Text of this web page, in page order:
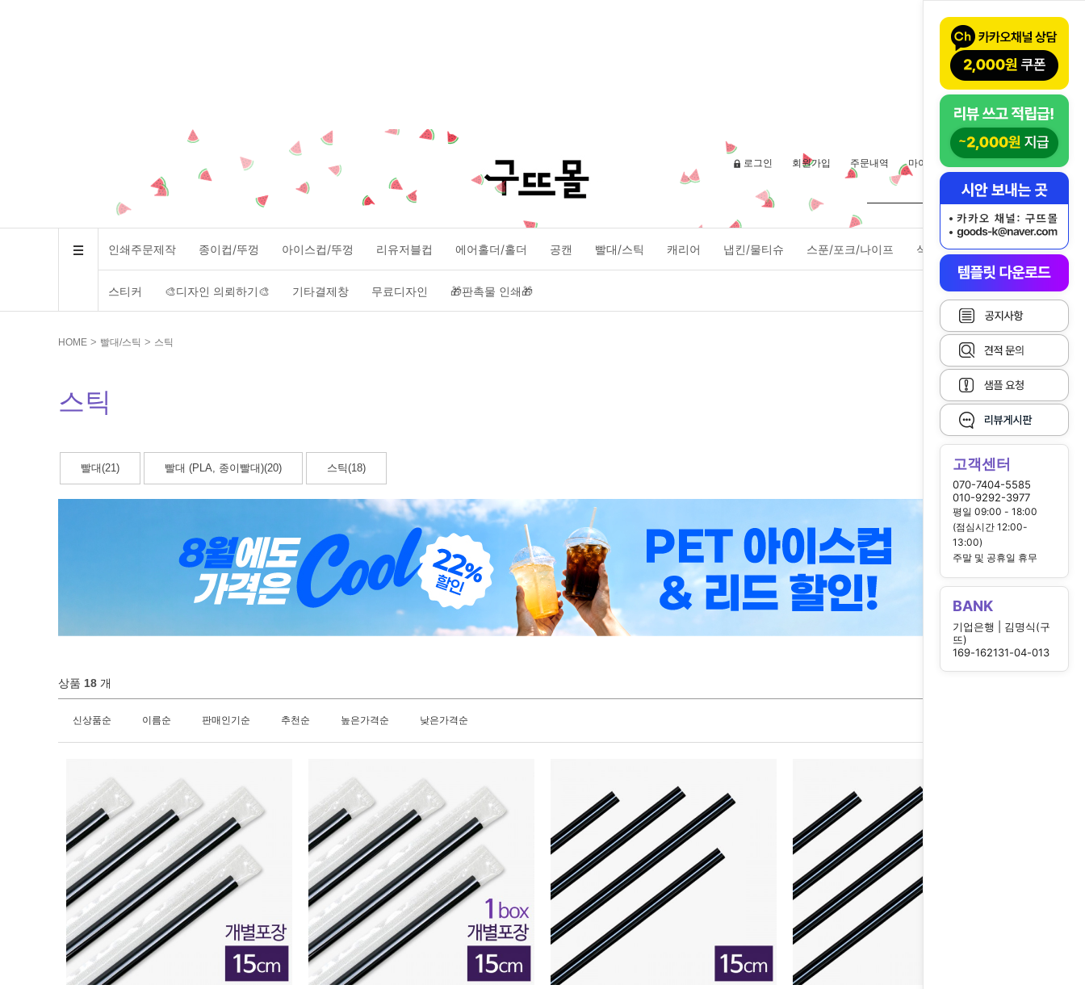
고객센터
070-7404-5585
010-9292-3977
평일 09:00 - 18:00
(점심시간 12:00-
13:00)
주말 및 공휴일 휴무
BANK
기업은행 | 김명식(구
뜨)
169-162131-04-013
로그인 회원가입 주문내역 마이페이지
인쇄주문제작 종이컵/뚜껑 아이스컵/뚜껑 리유저블컵 에어홀더/홀더 공캔 빨대/스틱 캐리어 냅킨/물티슈 스푼/포크/나이프 식품포장용기
스티커 🎨디자인 의뢰하기🎨 기타결제창 무료디자인 🎁판촉물 인쇄🎁
HOME > 빨대/스틱 > 스틱
스틱
빨대(21) 빨대 (PLA, 종이빨대)(20) 스틱(18)
상품 18 개
신상품순 이름순 판매인기순 추천순 높은가격순 낮은가격순